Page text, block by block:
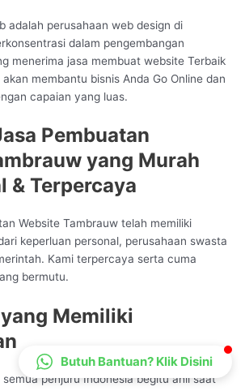
adalah perusahaan web design di
dalam pengembangan
menerima jasa membuat website Terbaik
membantu bisnis Anda Go Online dan
capaian yang luas.
Pembuatan
yang Murah
& Terpercaya
Website Tambrauw telah memiliki
keperluan personal, perusahaan swasta
Kami terpercaya serta cuma
bermutu.
Memiliki
penjuru Indonesia begitu ahli saat
CS Lenteraweb
Online
Butuh Bantuan? Klik Disini